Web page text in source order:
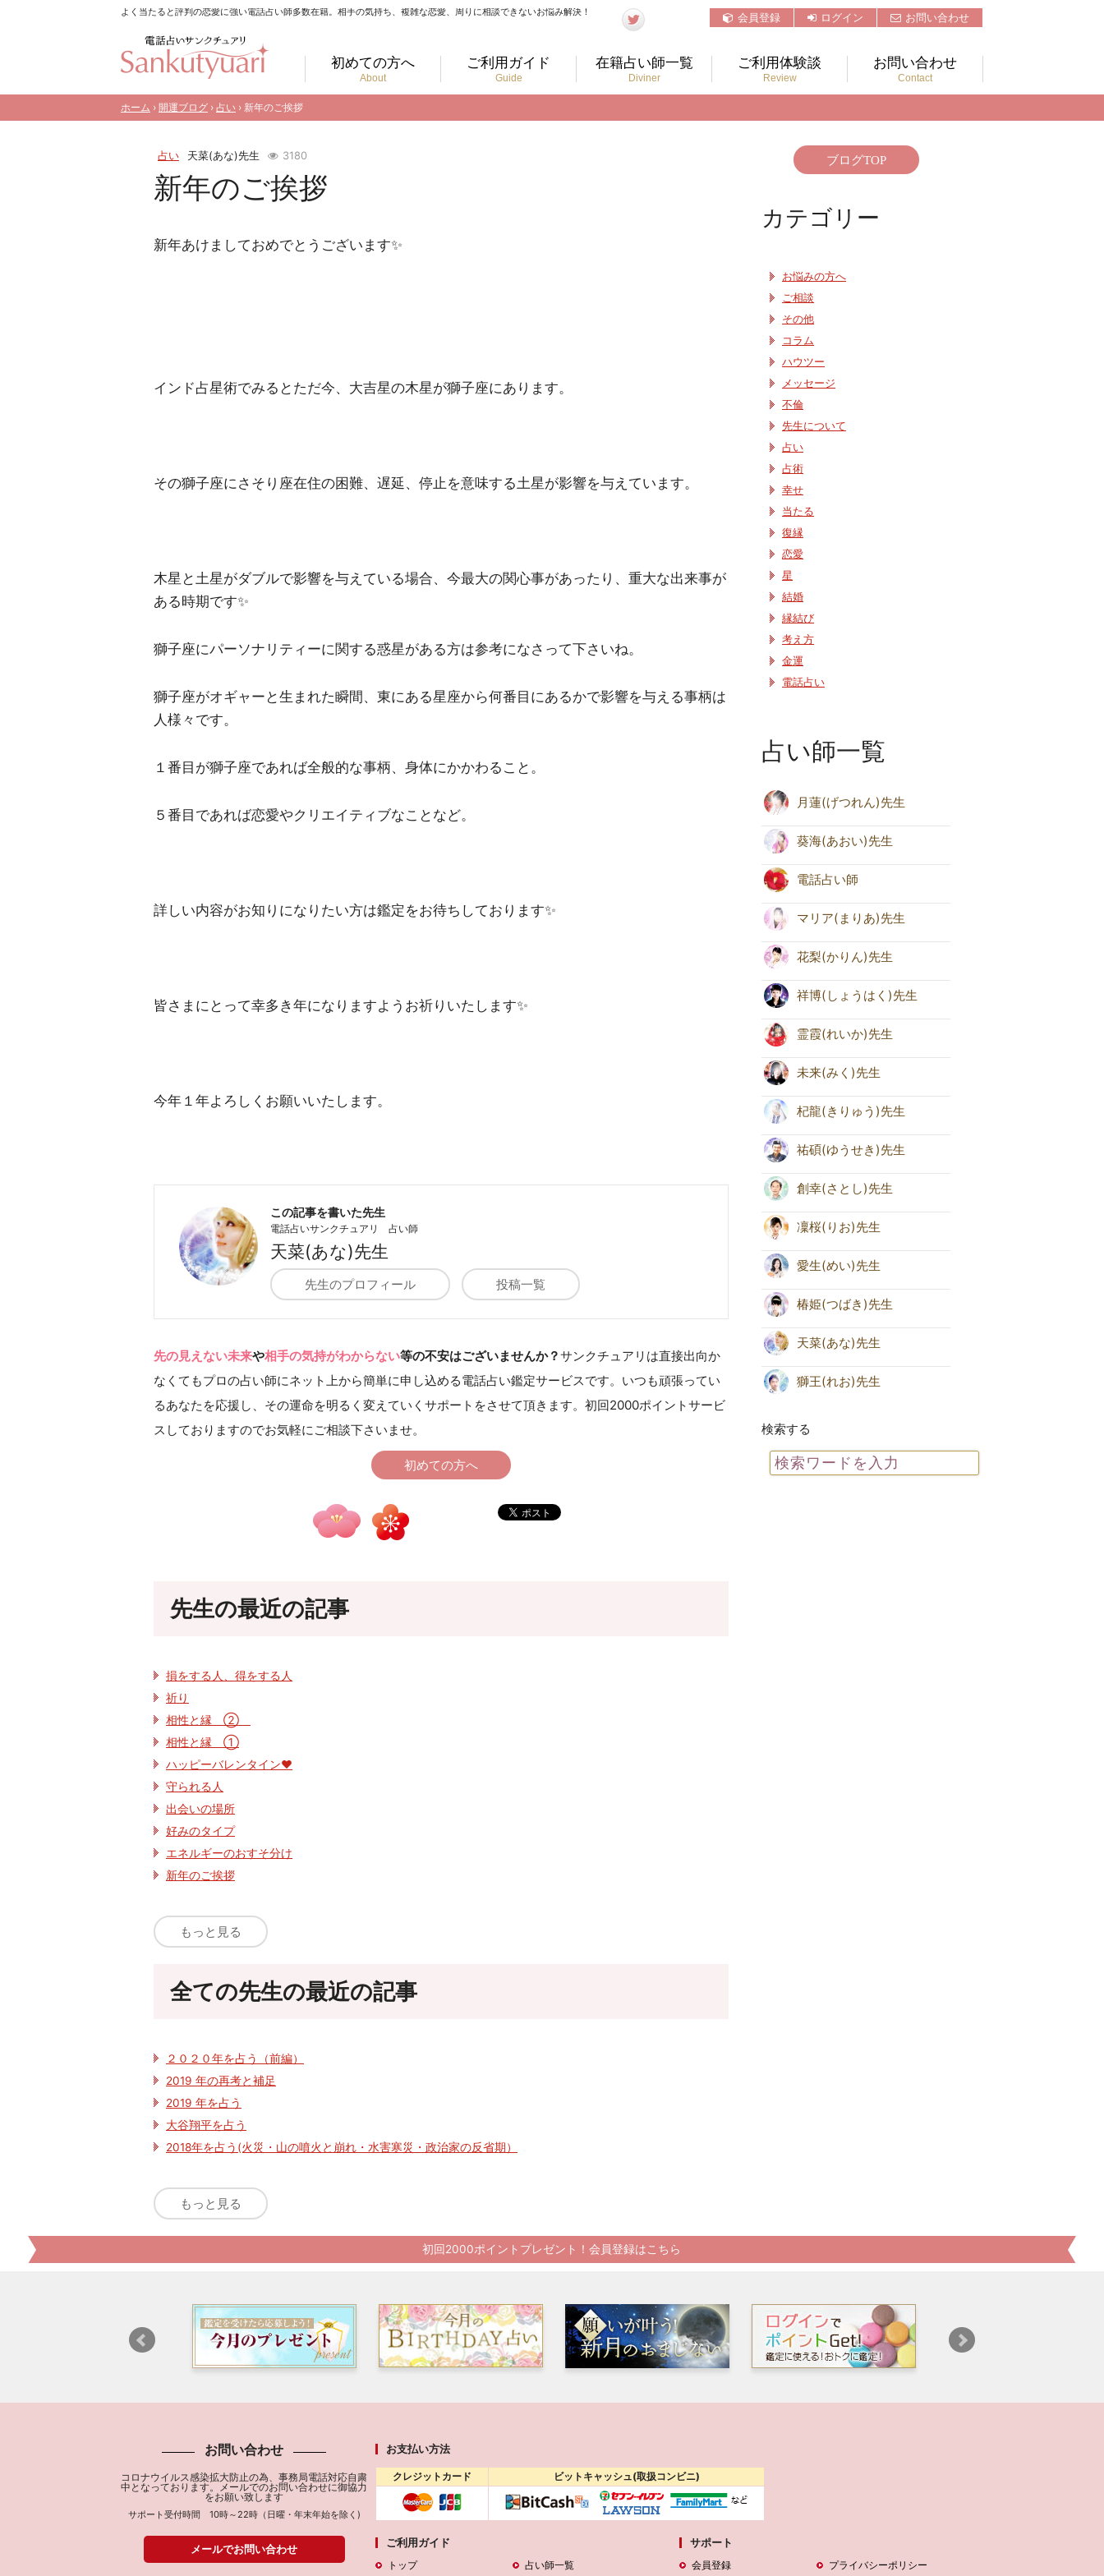
よく当たると評判の恋愛に強い電話占い師多数在籍。相手の気持ち、複雑な恋愛、周りに相談できないお悩み解決！ 会員登録 ログイン お問い合わせ
初めての方へ
About
ご利用ガイド
Guide
在籍占い師一覧
Diviner
ご利用体験談
Review
お問い合わせ
Contact
ホーム › 開運ブログ › 占い › 新年のご挨拶
占い 天菜(あな)先生 3180
新年のご挨拶
新年あけましておめでとうございます✨
インド占星術でみるとただ今、大吉星の木星が獅子座にあります。
その獅子座にさそり座在住の困難、遅延、停止を意味する土星が影響を与えています。
木星と土星がダブルで影響を与えている場合、今最大の関心事があったり、重大な出来事が
ある時期です✨
獅子座にパーソナリティーに関する惑星がある方は参考になさって下さいね。
獅子座がオギャーと生まれた瞬間、東にある星座から何番目にあるかで影響を与える事柄は
人様々です。
１番目が獅子座であれば全般的な事柄、身体にかかわること。
５番目であれば恋愛やクリエイティブなことなど。
詳しい内容がお知りになりたい方は鑑定をお待ちしております✨
皆さまにとって幸多き年になりますようお祈りいたします✨
今年１年よろしくお願いいたします。
この記事を書いた先生
電話占いサンクチュアリ 占い師
天菜(あな)先生
先生のプロフィール 投稿一覧
先の見えない未来や相手の気持がわからない等の不安はございませんか？サンクチュアリは直接出向か
なくてもプロの占い師にネット上から簡単に申し込める電話占い鑑定サービスです。いつも頑張ってい
るあなたを応援し、その運命を明るく変えていくサポートをさせて頂きます。初回2000ポイントサービ
スしておりますのでお気軽にご相談下さいませ。
初めての方へ
先生の最近の記事
損をする人、得をする人
祈り
相性と縁 ②
相性と縁 ①
ハッピーバレンタイン♥
守られる人
出会いの場所
好みのタイプ
エネルギーのおすそ分け
新年のご挨拶
もっと見る
全ての先生の最近の記事
２０２０年を占う（前編）
2019 年の再考と補足
2019 年を占う
大谷翔平を占う
2018年を占う(火災・山の噴火と崩れ・水害寒災・政治家の反省期）
もっと見る
ブログTOP
カテゴリー
お悩みの方へ
ご相談
その他
コラム
ハウツー
メッセージ
不倫
先生について
占い
占術
幸せ
当たる
復縁
恋愛
星
結婚
縁結び
考え方
金運
電話占い
占い師一覧
月蓮(げつれん)先生
葵海(あおい)先生
電話占い師
マリア(まりあ)先生
花梨(かりん)先生
祥博(しょうはく)先生
霊霞(れいか)先生
未来(みく)先生
杞龍(きりゅう)先生
祐碩(ゆうせき)先生
創幸(さとし)先生
凜桜(りお)先生
愛生(めい)先生
椿姫(つばき)先生
天菜(あな)先生
獅王(れお)先生
検索する
初回2000ポイントプレゼント！会員登録はこちら
お問い合わせ
コロナウイルス感染拡大防止の為、事務局電話対応自粛
中となっております。メールでのお問い合わせに御協力
をお願い致します
サポート受付時間 10時～22時（日曜・年末年始を除く)
メールでお問い合わせ
お支払い方法
クレジットカード ビットキャッシュ(取扱コンビニ)
ご利用ガイド
トップ 占い師一覧
サポート
会員登録 プライバシーポリシー